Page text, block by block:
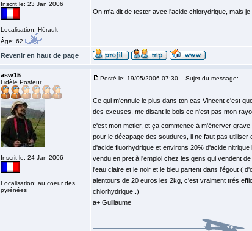
Inscrit le: 23 Jan 2006
Localisation: Hérault
Âge: 62
On m'a dit de tester avec l'acide chlorydrique, mais
Revenir en haut de page
asw15
Fidèle Posteur
Inscrit le: 24 Jan 2006
Localisation: au coeur des
pyrénées
Posté le: 19/05/2006 07:30 Sujet du message:
Ce qui m'ennuie le plus dans ton cas Vincent c'est
des excuses, me disant le bois ce n'est pas mon
c'est mon metier, et ça commence à m'énerver grave
pour le décapage des soudures, il ne faut pas
d'acide fluorhydrique et environs 20% d'acide
vendu en pret à l'emploi chez les gens qui vendent
l'eau claire et le noir et le bleu partent dans l'égout (
alentours de 20 euros les 2kg, c'est vraiment trés
chlorhydrique..)
a+ Guillaume